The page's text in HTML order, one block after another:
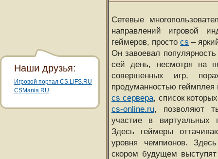
Сетевые
направлений игровой
геймеров, простоcs –
Он завоевал
сей день, несмотря на
совершенных игр,
продуманностью
cs сервера, список
cs-online.ru, позволяют
участие в виртуальных
Здесь геймеры
уровня чемпионов.
скором будущем
Наши друзья:
Игровой портал CS.LIFS.RU
CSMania.RU